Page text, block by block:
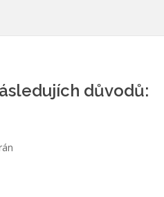
důvodů: